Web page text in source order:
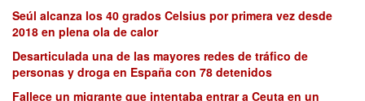
Seúl alcanza los 40 grados Celsius por primera vez desde
2018 en plena ola de calor
Desarticulada una de las mayores redes de tráfico de
personas y droga en España con 78 detenidos
Fallece un migrante que intentaba entrar a Ceuta en un